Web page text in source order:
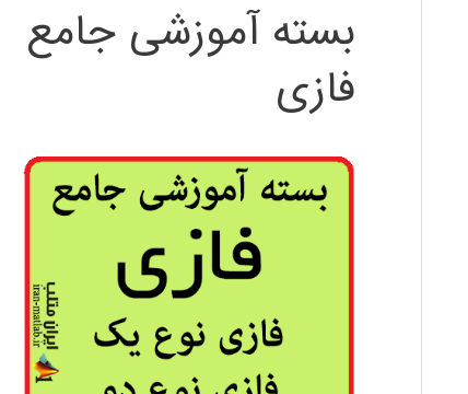
بسته آموزشی جامع
فازی